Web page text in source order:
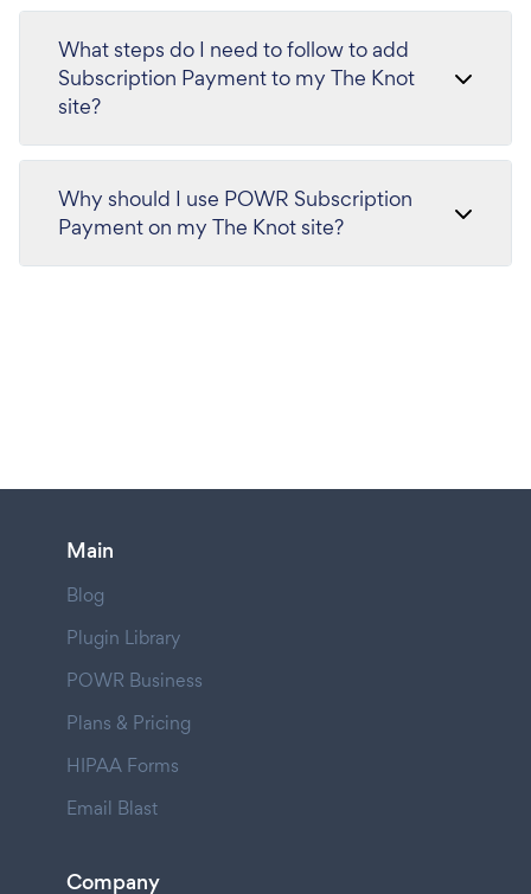
What steps do I need to follow to add
Subscription Payment to my The Knot
site?
Why should I use POWR Subscription
Payment on my The Knot site?
Main
Blog
Plugin Library
POWR Business
Plans & Pricing
HIPAA Forms
Email Blast
Company